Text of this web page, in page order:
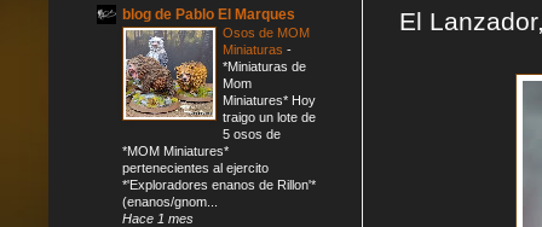
El
blog de Pablo El Marques
Osos de MOM
Miniaturas -
*Miniaturas de
Mom
Miniatures* Hoy
traigo un lote de
5 osos de
*MOM Miniatures*
pertenecientes al ejercito
*'Exploradores enanos de Rillon'*
(enanos/gnom...
Hace 1 mes